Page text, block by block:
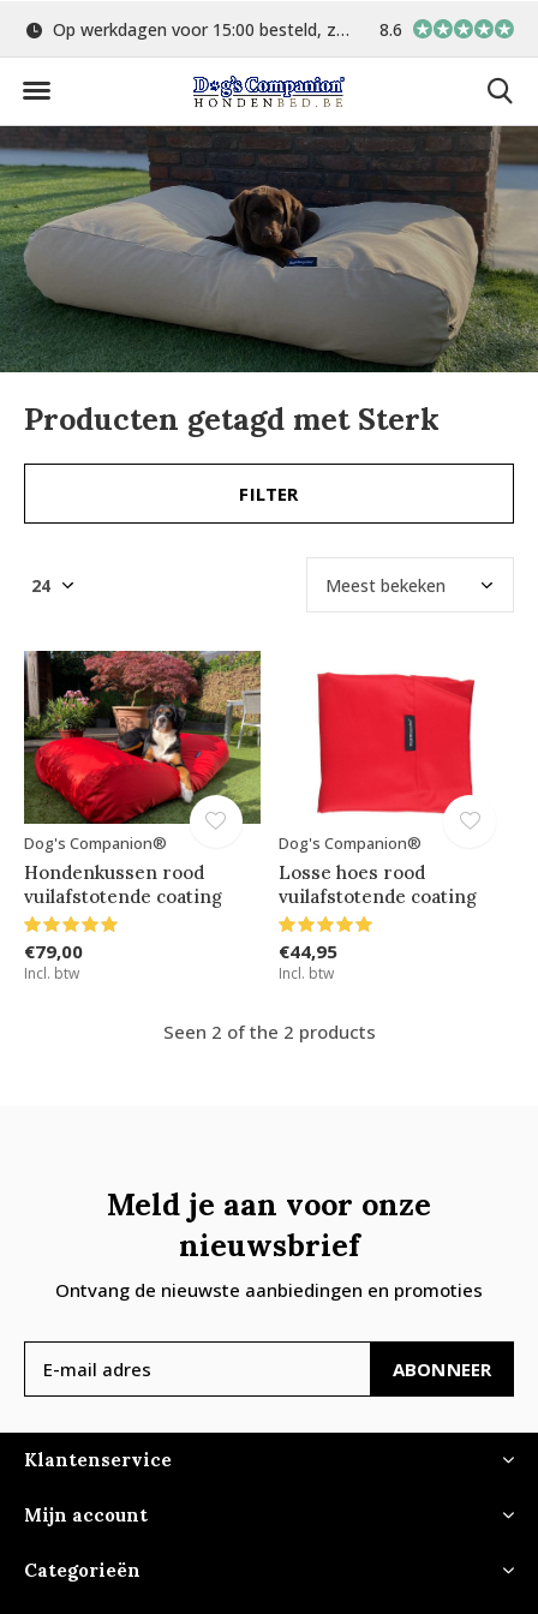
Op werkdagen voor 15:00 besteld, zelfde dag verstuurd Gratis verzending
8.6
Producten getagd met Sterk
FILTER
Dog's Companion®
Hondenkussen rood
vuilafstotende coating
€79,00
Incl. btw
Dog's Companion®
Losse hoes rood
vuilafstotende coating
€44,95
Incl. btw
Seen 2 of the 2 products
Meld je aan voor onze
nieuwsbrief
Ontvang de nieuwste aanbiedingen en promoties
ABONNEER
Klantenservice
Mijn account
Categorieën